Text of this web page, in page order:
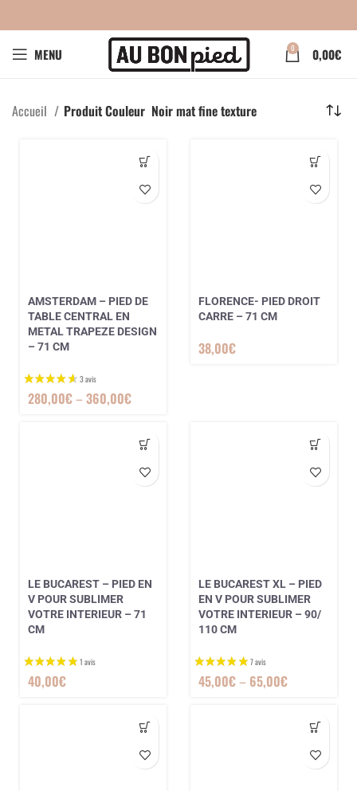
MENU 0 0,00€
Accueil Produit Couleur Noir mat fine texture
AMSTERDAM – PIED DE
TABLE CENTRAL EN
METAL TRAPEZE DESIGN
– 71 CM
3 avis
280,00€–360,00€
FLORENCE- PIED DROIT
CARRE – 71 CM
38,00€
LE BUCAREST – PIED EN
V POUR SUBLIMER
VOTRE INTERIEUR – 71
CM
40,00€
LE BUCAREST XL – PIED
EN V POUR SUBLIMER
VOTRE INTERIEUR – 90/
110 CM
45,00€– 65,00€